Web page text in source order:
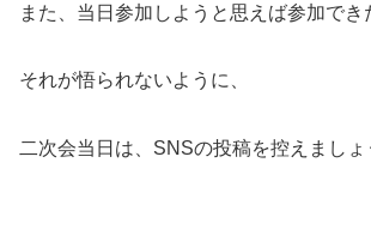
また、当日参加しようと思えば参加でき
それが悟られないように、
二次会当日は、SNSの投稿を控えましょ